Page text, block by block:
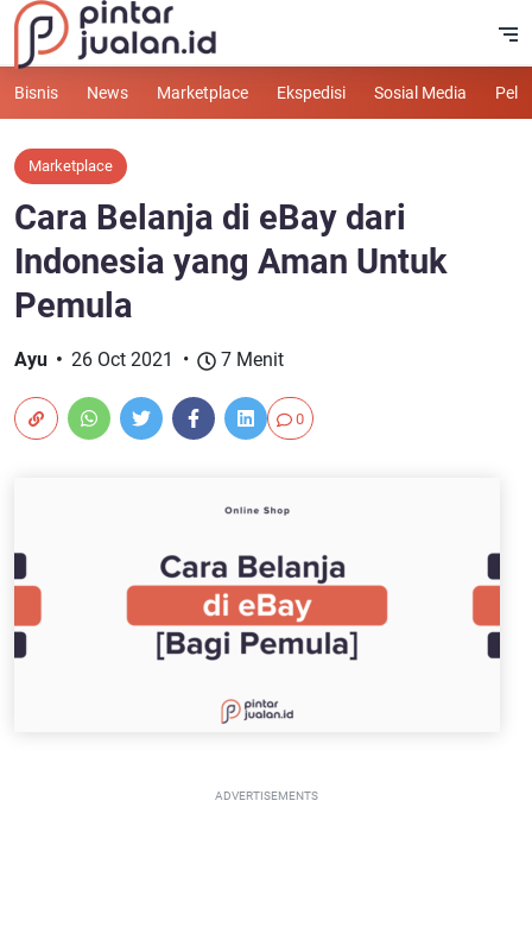
Bisnis News Marketplace Ekspedisi Sosial Media
Marketplace
Cara Belanja di eBay dari
Indonesia yang Aman Untuk
Pemula
Ayu 26 Oct 2021 7 Menit
0
ADVERTISEMENTS